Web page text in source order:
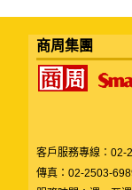
商周集團
客戶服務專線：02-
傳真：02-2503-